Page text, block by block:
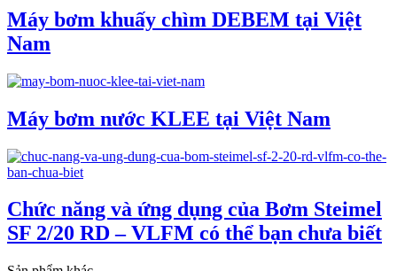
Máy bơm khuấy chìm DEBEM tại Việt
Nam
Máy bơm nước KLEE tại Việt Nam
Chức năng và ứng dụng của Bơm Steimel
SF 2/20 RD – VLFM có thể bạn chưa biết